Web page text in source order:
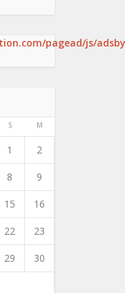
pagead/js/
S M
1 2
8 9
15 16
22 23
29 30